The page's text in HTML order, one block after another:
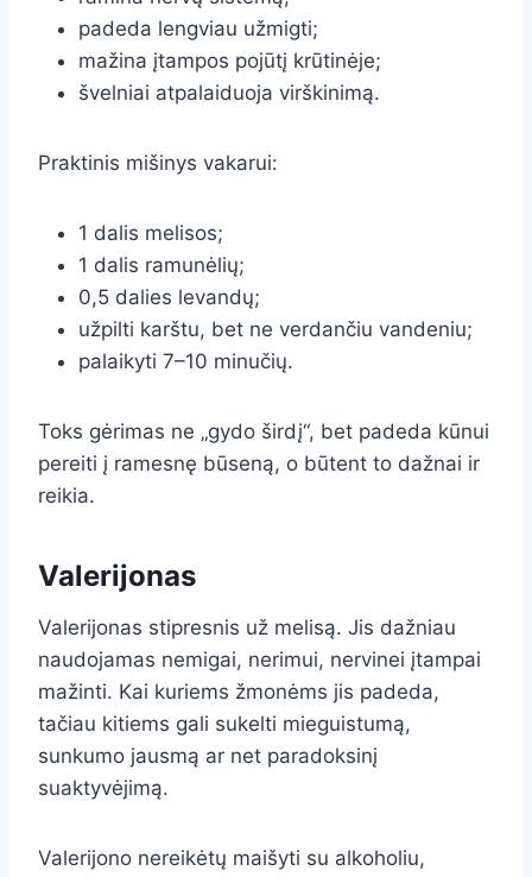
padeda lengviau užmigti;
mažina įtampos pojūtį krūtinėje;
švelniai atpalaiduoja virškinimą.
Praktinis mišinys vakarui:
1 dalis melisos;
1 dalis ramunėlių;
0,5 dalies levandų;
užpilti karštu, bet ne verdančiu vandeniu;
palaikyti 7–10 minučių.
Toks gėrimas ne „gydo širdį“, bet padeda kūnui
pereiti į ramesnę būseną, o būtent to dažnai ir
reikia.
Valerijonas
Valerijonas stipresnis už melisą. Jis dažniau
naudojamas nemigai, nerimui, nervinei įtampai
mažinti. Kai kuriems žmonėms jis padeda,
tačiau kitiems gali sukelti mieguistumą,
sunkumo jausmą ar net paradoksinį
suaktyvėjimą.
Valerijono nereikėtų maišyti su alkoholiu,